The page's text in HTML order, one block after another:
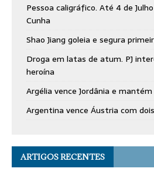
Pessoa caligráfico. Até 4 de
Cunha
Shao Jiang goleia e segura
Droga em latas de atum. PJ
heroína
Argélia vence Jordânia e
Argentina vence Áustria com
ARTIGOS RECENTES